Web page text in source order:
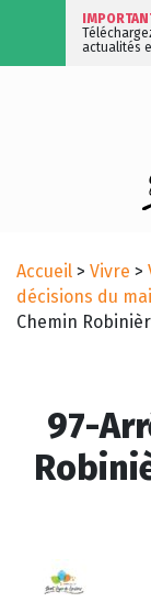
actualités
Accueil > Vivre >
décisions du
Chemin
97-